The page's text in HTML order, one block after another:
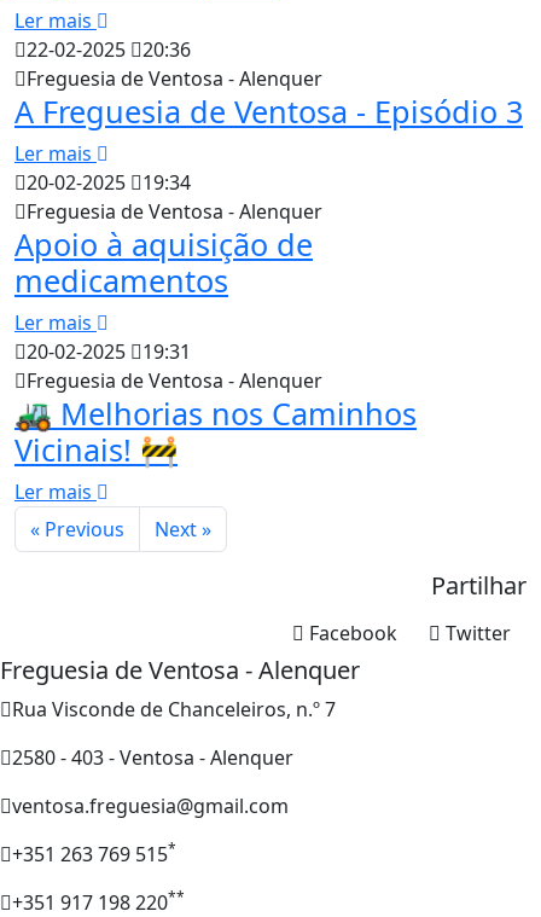
Ler mais
22-02-2025
20:36
Freguesia de Ventosa - Alenquer
A Freguesia de Ventosa - Episódio 3
Ler mais
20-02-2025
19:34
Freguesia de Ventosa - Alenquer
Apoio à aquisição de
medicamentos
Ler mais
20-02-2025
19:31
Freguesia de Ventosa - Alenquer
🚜 Melhorias nos Caminhos
Vicinais! 🚧
Ler mais
« Previous
Next »
Partilhar
Twitter
Facebook
Freguesia de Ventosa - Alenquer
Rua Visconde de Chanceleiros, n.º 7
2580 - 403 - Ventosa - Alenquer
ventosa.freguesia@gmail.com
+351 263 769 515*
+351 917 198 220**